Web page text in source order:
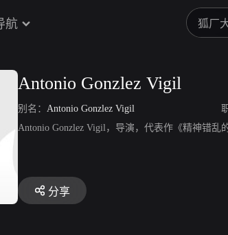
航
Antonio Gonzlez Vigil
别名： Antonio Gonzlez Vigil
Antonio Gonzlez Vigil，导演，代表作《精神错乱
分享